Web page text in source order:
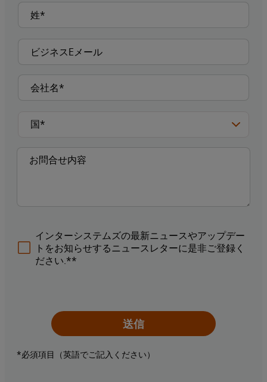
インターシステムズの最新ニュースやアップデー
トをお知らせするニュースレターに是非ご登録く
ださい.**
送信
*必須項目（英語でご記入ください）